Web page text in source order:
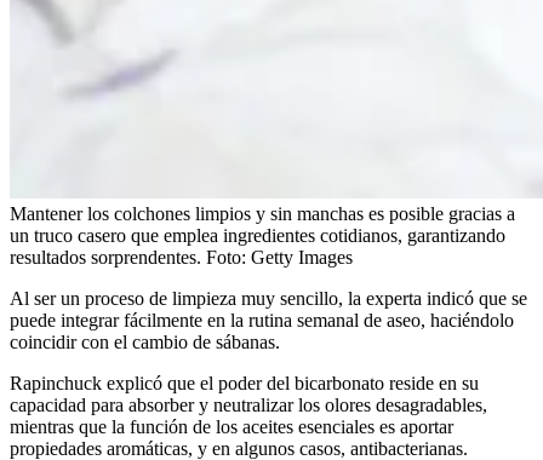
Mantener los colchones limpios y sin manchas es posible gracias a
un truco casero que emplea ingredientes cotidianos, garantizando
resultados sorprendentes. Foto: Getty Images
Al ser un proceso de limpieza muy sencillo, la experta indicó que se
puede integrar fácilmente en la rutina semanal de aseo, haciéndolo
coincidir con el cambio de sábanas.
Rapinchuck explicó que el poder del bicarbonato reside en su
capacidad para absorber y neutralizar los olores desagradables,
mientras que la función de los aceites esenciales es aportar
propiedades aromáticas, y en algunos casos, antibacterianas.